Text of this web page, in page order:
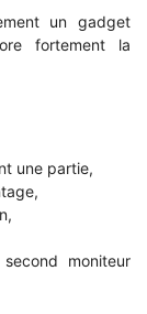
un gadget
fortement la
une partie,
moniteur